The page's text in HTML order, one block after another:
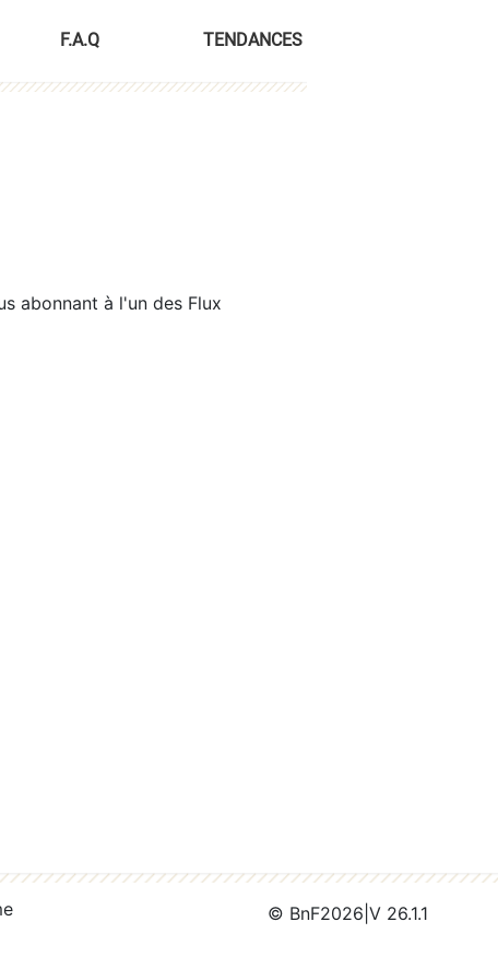
F.A.Q TENDANCES
abonnant à l'un des Flux
© BnF2026 V 26.1.1